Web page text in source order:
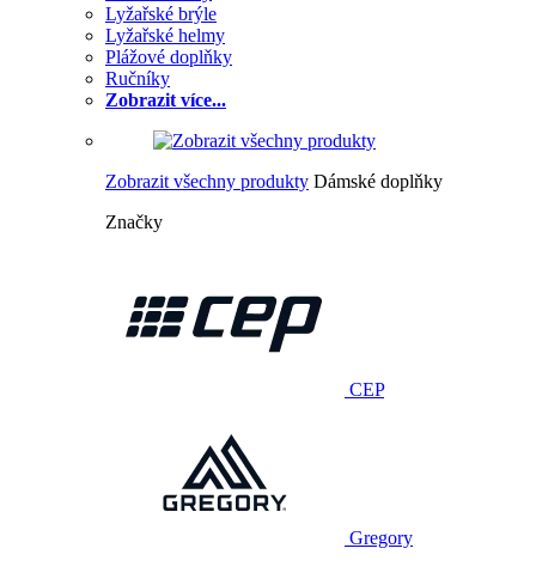
Lyžařské brýle
Lyžařské helmy
Plážové doplňky
Ručníky
Zobrazit více...
Zobrazit všechny produkty Dámské doplňky
Značky
CEP
Gregory